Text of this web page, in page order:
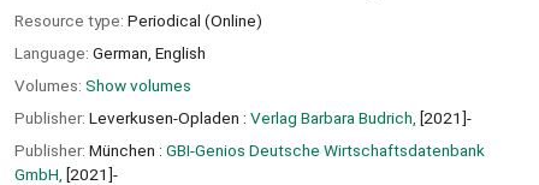
Resource type: Periodical (Online)
Language: German English
Volumes: Show volumes
Publisher: Leverkusen-Opladen : Verlag Barbara Budrich, [2021]-
Publisher: München : GBI-Genios Deutsche Wirtschaftsdatenbank
GmbH, [2021]-